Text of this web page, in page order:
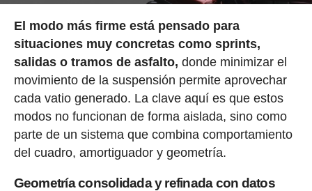
El modo más firme está pensado para
situaciones muy concretas como sprints,
salidas o tramos de asfalto, donde minimizar el
movimiento de la suspensión permite aprovechar
cada vatio generado. La clave aquí es que estos
modos no funcionan de forma aislada, sino como
parte de un sistema que combina comportamiento
del cuadro, amortiguador y geometría.
Geometría consolidada y refinada con datos